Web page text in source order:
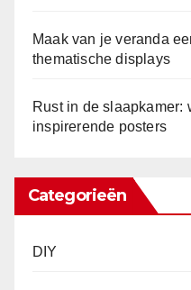
Maak van je veranda
thematische displays
Rust in de slaapkamer:
inspirerende posters
Categorieën
DIY